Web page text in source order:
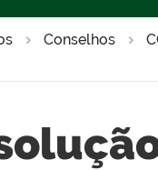
Conselhos